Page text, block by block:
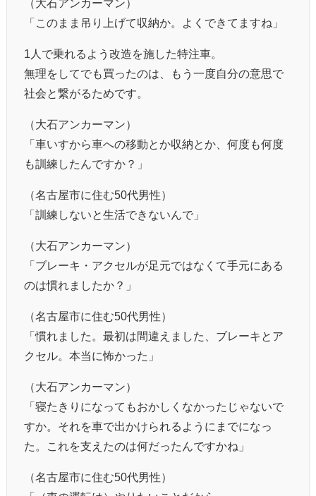
（大石アンカーマン）
「このまま吊り上げて収納か。よくできてますね」
1人で乗れるよう改造を施した特注車。
無理をしてでも買ったのは、もう一度自分の意思で
社会と繋がるためです。
（大石アンカーマン）
「車いすから車への移動とか収納とか、何度も何度
も訓練したんですか？」
（名古屋市に住む50代男性）
「訓練しないと生活できないんで」
（大石アンカーマン）
「ブレーキ・アクセルが足元ではなくて手元にある
のは慣れましたか？」
（名古屋市に住む50代男性）
「慣れました。最初は間違えました、ブレーキとア
クセル。本当に怖かった」
（大石アンカーマン）
「寝たきりになってもおかしくなかったじゃないで
すか。それを車で出かけられるようにまでになっ
た。これを支えたのは何だったんですかね」
（名古屋市に住む50代男性）